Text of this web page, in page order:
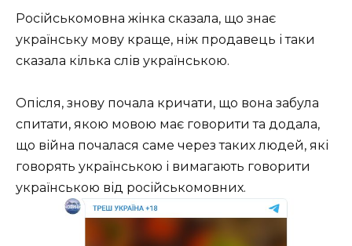
Російськомовна жінка сказала, що знає
українську мову краще, ніж продавець і таки
сказала кілька слів українською.
Опісля, знову почала кричати, що вона забула
спитати, якою мовою має говорити та додала,
що війна почалася саме через таких людей, які
говорять українською і вимагають говорити
українською від російськомовних.